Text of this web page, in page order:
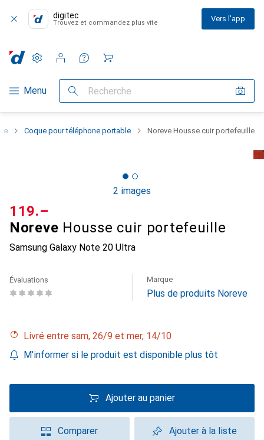
digitec
Trouvez et commandez plus vite Vers l'app
Navigation par catégorie
Menu Recherche
Paramètres
Compte client
Listes de comparaison
Listes d'envies
Panier
Coque pour téléphone portable Noreve Housse cuir portefeuille
2 images
Noreve Housse cuir portefeuille
Samsung Galaxy Note 20 Ultra
CHF
119.–
Évaluations Marque
Plus de produits Noreve
Livré entre sam, 26/9 et mer, 14/10
M'informer si le produit est disponible plus tôt
Ajouter au panier
Comparer Ajouter à la liste